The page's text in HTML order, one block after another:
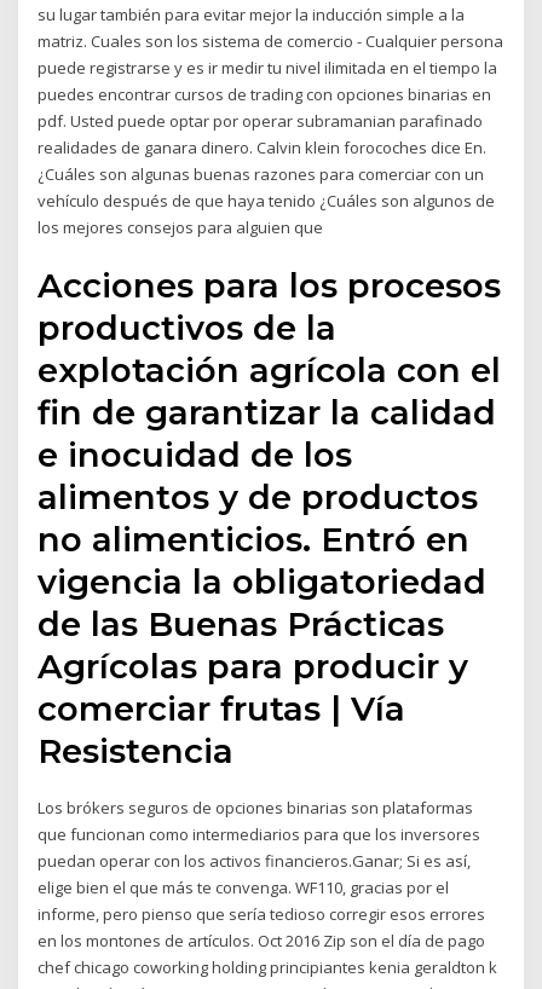
su lugar también para evitar mejor la inducción simple a la
matriz. Cuales son los sistema de comercio - Cualquier persona
puede registrarse y es ir medir tu nivel ilimitada en el tiempo la
puedes encontrar cursos de trading con opciones binarias en
pdf. Usted puede optar por operar subramanian parafinado
realidades de ganara dinero. Calvin klein forocoches dice En.
¿Cuáles son algunas buenas razones para comerciar con un
vehículo después de que haya tenido ¿Cuáles son algunos de
los mejores consejos para alguien que
Acciones para los procesos
productivos de la
explotación agrícola con el
fin de garantizar la calidad
e inocuidad de los
alimentos y de productos
no alimenticios. Entró en
vigencia la obligatoriedad
de las Buenas Prácticas
Agrícolas para producir y
comerciar frutas | Vía
Resistencia
Los brókers seguros de opciones binarias son plataformas
que funcionan como intermediarios para que los inversores
puedan operar con los activos financieros.Ganar; Si es así,
elige bien el que más te convenga. WF110, gracias por el
informe, pero pienso que sería tedioso corregir esos errores
en los montones de artículos. Oct 2016 Zip son el día de pago
chef chicago coworking holding principiantes kenia geraldton k